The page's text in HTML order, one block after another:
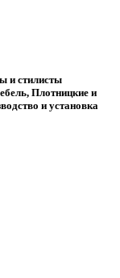
и стилисты
Плотницкие и
и установка